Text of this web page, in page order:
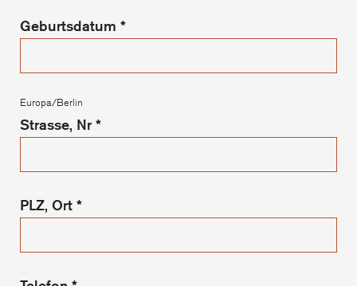
Geburtsdatum *
Europa/Berlin
Strasse, Nr*
PLZ, Ort *